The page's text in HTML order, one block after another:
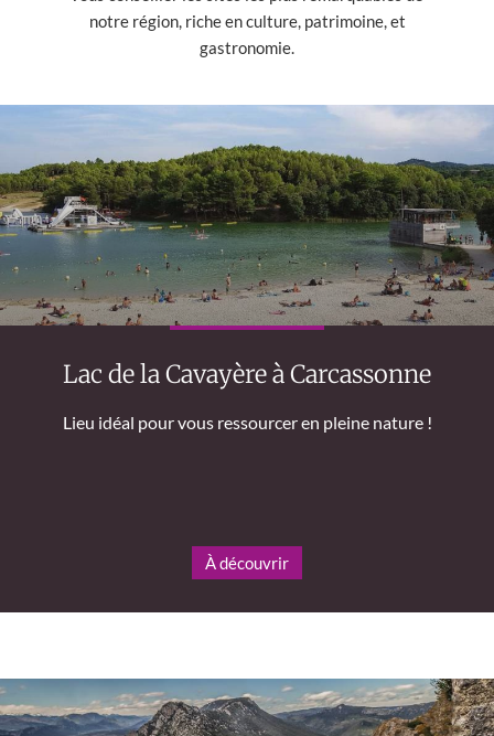
notre région, riche en culture, patrimoine, et
gastronomie.
Lac de la Cavayère à Carcassonne
Lieu idéal pour vous ressourcer en pleine nature !
À découvrir